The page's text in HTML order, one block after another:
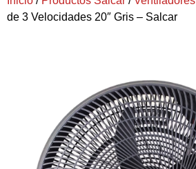
de 3 Velocidades 20″ Gris – Salcar